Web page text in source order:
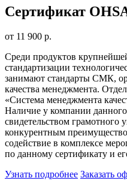
Сертификат
от 11 900 р.
Среди продуктов
стандартизации
занимают стандарты СМК,
качества менеджмента.
«Система менеджмента
Наличие у компании данного
свидетельством грамотного
конкурентным
содействие в комплексе
по данному сертификату и
Узнать подробнее Заказать